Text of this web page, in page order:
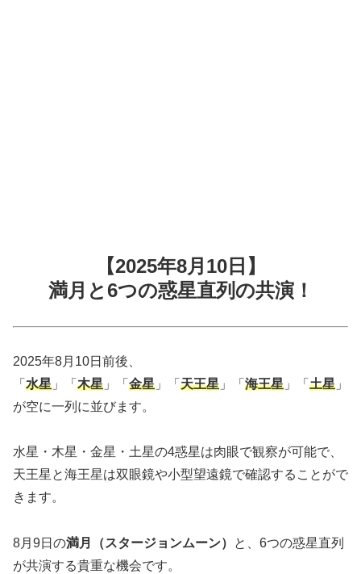
【2025年8月10日】
満月と6つの惑星直列の共演！
2025年8月10日前後、
「 水星 」「 木星 」「 金星 」「 天王星 」「 海王星 」「 土星 」
が空に一列に並びます。
水星・木星・金星・土星の4惑星は肉眼で観察が可能で、
天王星と海王星は双眼鏡や小型望遠鏡で確認することがで
きます。
8月9日の満月（スタージョンムーン）
と、6つの惑星直列
が共演する貴重な機会です。